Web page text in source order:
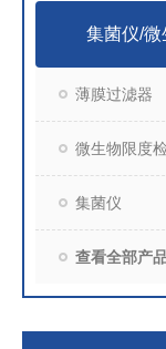
集菌仪/
薄膜过滤器
微生物限度
集菌仪
查看全部产